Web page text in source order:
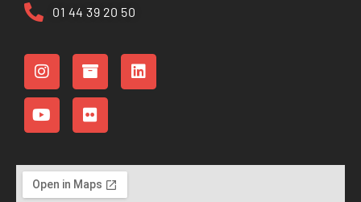
01 44 39 20 50